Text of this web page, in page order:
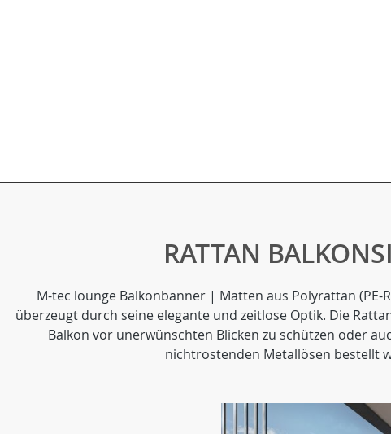
RATTAN
M-tec lounge Balkonbanner | Matten aus Polyrattan
überzeugt durch seine elegante und zeitlose Optik. Die
Balkon vor unerwünschten Blicken zu schützen oder
nichtrostenden Metallösen bestellt